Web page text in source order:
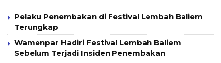
Pelaku Penembakan di Festival Lembah Baliem
Terungkap
Wamenpar Hadiri Festival Lembah Baliem
Sebelum Terjadi Insiden Penembakan